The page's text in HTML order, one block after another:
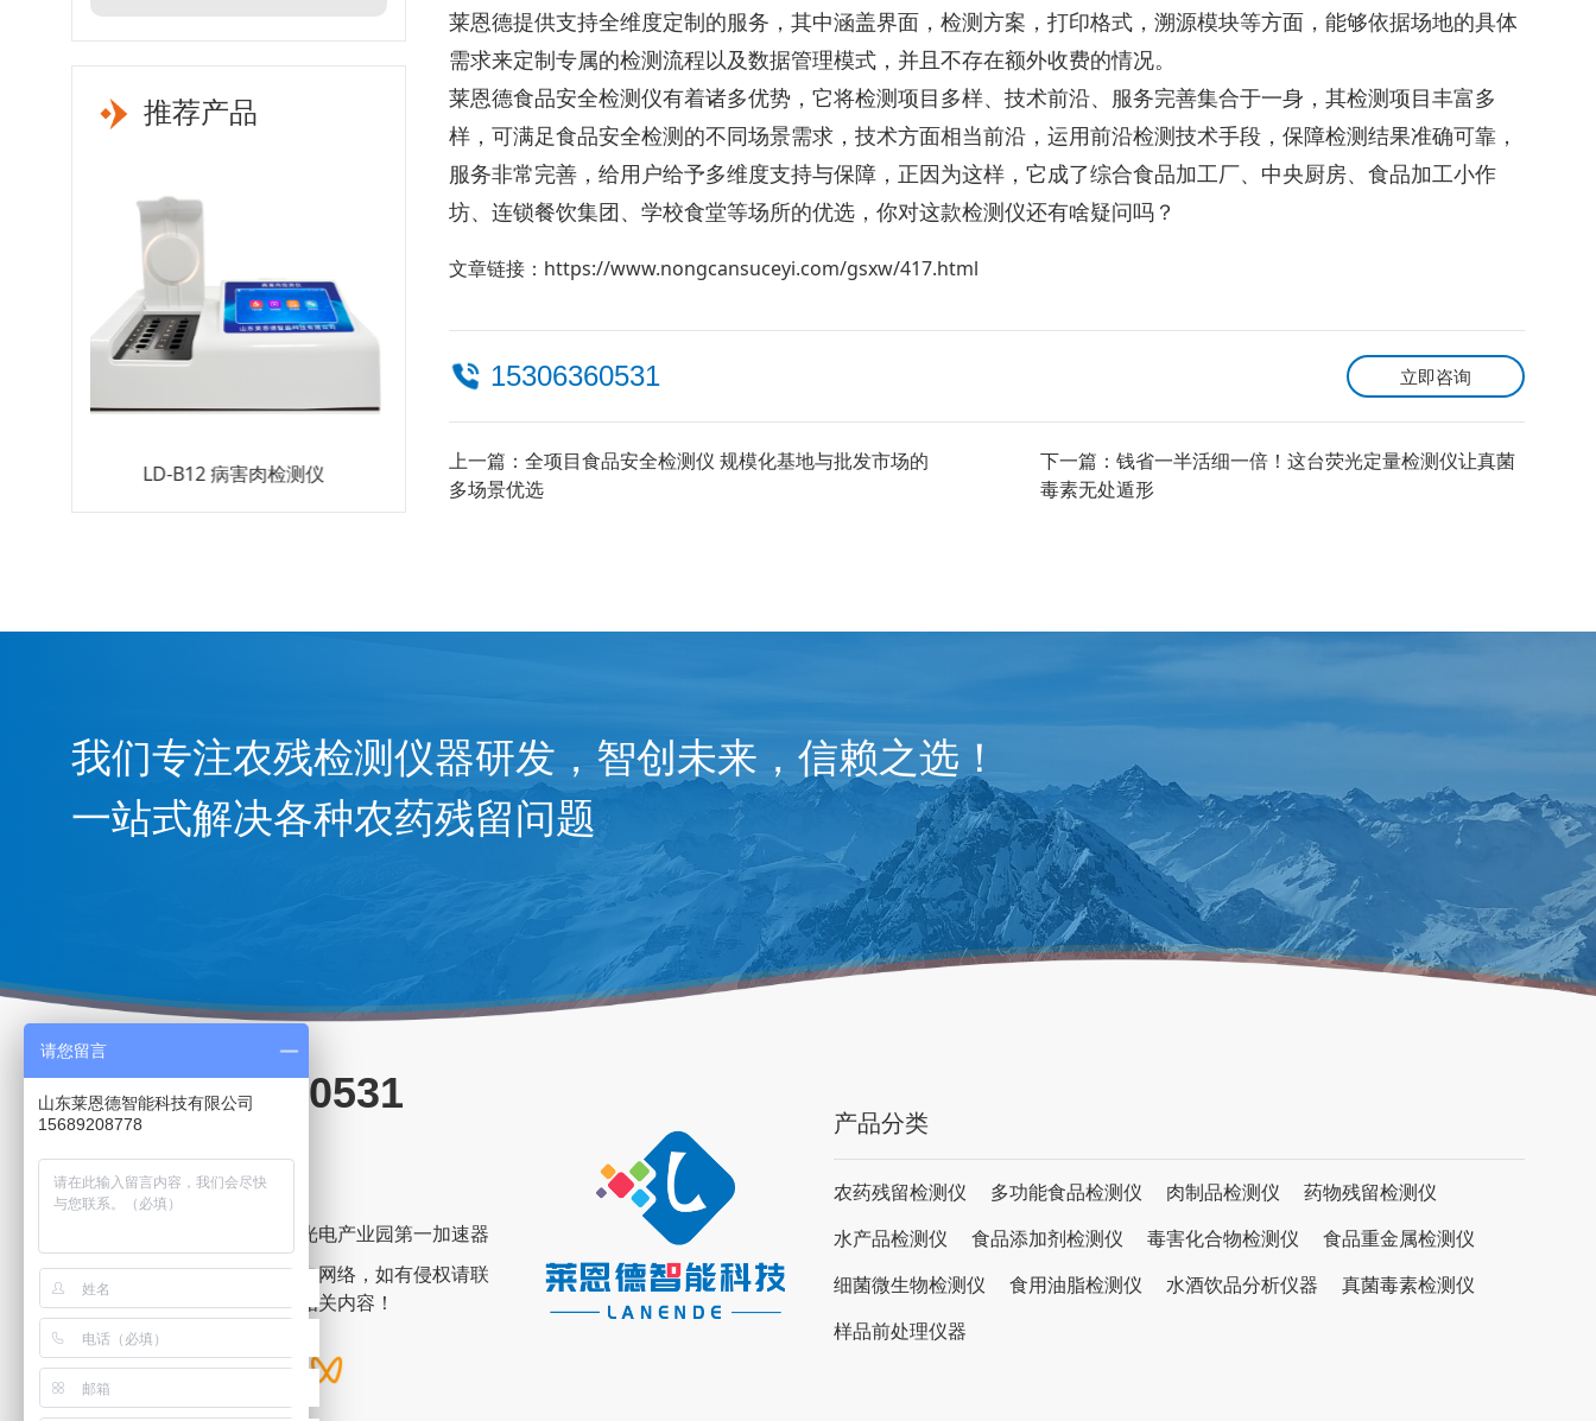
推荐产品
LD-OS280 食用油检测仪 LD-NSY 农兽药残留检测仪
莱恩德提供支持全维度定制的服务，其中涵盖界面，检测方案，打印格式，溯源模块等方面，能够依据场地的具体
需求来定制专属的检测流程以及数据管理模式，并且不存在额外收费的情况。
莱恩德食品安全检测仪有着诸多优势，它将检测项目多样、技术前沿、服务完善集合于一身，其检测项目丰富多
样，可满足食品安全检测的不同场景需求，技术方面相当前沿，运用前沿检测技术手段，保障检测结果准确可靠，
服务非常完善，给用户给予多维度支持与保障，正因为这样，它成了综合食品加工厂、中央厨房、食品加工小作
坊、连锁餐饮集团、学校食堂等场所的优选，你对这款检测仪还有啥疑问吗？
文章链接： https://www.nongcansuceyi.com/gsxw/417.html
15306360531 立即咨询
上一篇：全项目食品安全检测仪 规模化基地与批发市场的
多场景优选
下一篇：钱省一半活细一倍！这台荧光定量检测仪让真菌
毒素无处遁形
我们专注农残检测仪器研发，智创未来，信赖之选！
一站式解决各种农药残留问题
15306360531
邮箱：185945738@qq.com
地址：山东省潍坊市高新区光电产业园第一加速器
特别声明：网站部分内容来自网络，如有侵权请联
系网站管理员立即删除本站相关内容！
产品分类
农药残留检测仪 多功能食品检测仪 肉制品检测仪
药物残留检测仪
水产品检测仪
食品添加剂检测仪 毒害化合物检测仪
食品重金属检测仪
细菌微生物检测仪
食用油脂检测仪 水酒饮品分析仪器
真菌毒素检测仪
样品前处理仪器
请您留言
山东莱恩德智能科技有限公司
15689208778